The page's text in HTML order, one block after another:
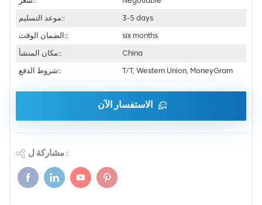
موعد التسليم::
3-5 days
الضمان الوقت::
six months
مكان المنشأ::
China
شروط الدفع::
T/T, Western Union, MoneyGram
الاستفسار الآن
مشاركة ل :